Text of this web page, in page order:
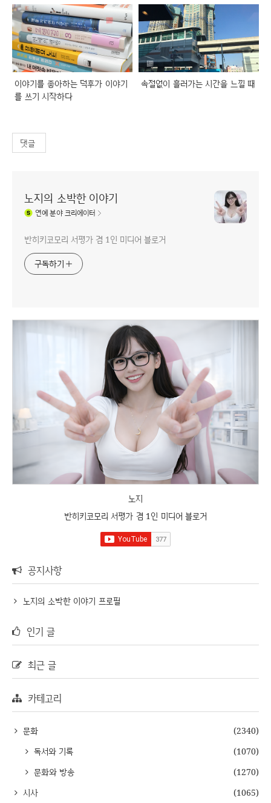
이야기를 좋아하는 덕후가 이야기
를 쓰기 시작하다
속절없이 흘러가는 시간을 느낄 때
댓글
노지의 소박한 이야기
연예분야 크리에이터
반히키코모리 서평가 겸 1인 미디어 블로거
구독하기
노지
반히키코모리 서평가 겸 1인 미디어 블로거
공지사항
노지의 소박한 이야기 프로필
인기 글
최근 글
카테고리
문화
(2340)
독서와 기록
(1070)
문화와 방송
(1270)
시사
(1065)